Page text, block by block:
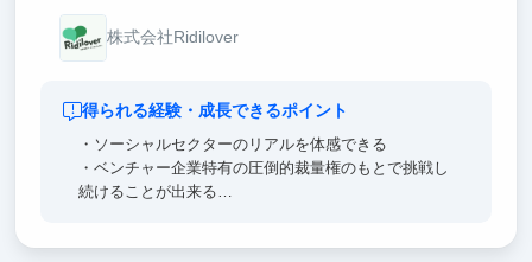
株式会社Ridilover
得られる経験・成長できるポイント
・ソーシャルセクターのリアルを体感できる
・ベンチャー企業特有の圧倒的裁量権のもとで挑戦し
続けることが出来る